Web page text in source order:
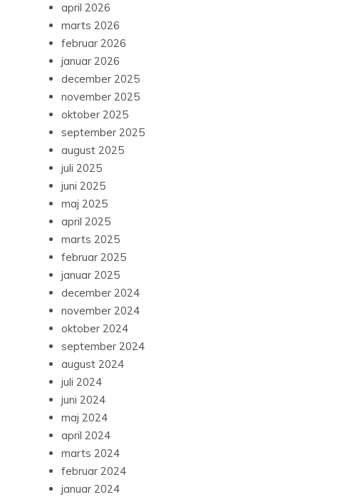
april 2026
marts 2026
februar 2026
januar 2026
december 2025
november 2025
oktober 2025
september 2025
august 2025
juli 2025
juni 2025
maj 2025
april 2025
marts 2025
februar 2025
januar 2025
december 2024
november 2024
oktober 2024
september 2024
august 2024
juli 2024
juni 2024
maj 2024
april 2024
marts 2024
februar 2024
januar 2024